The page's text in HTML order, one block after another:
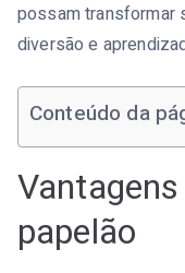
possam transformar
diversão e
Conteúdo da
papelão